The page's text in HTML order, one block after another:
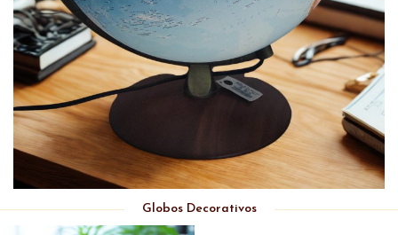
Globos Decorativos